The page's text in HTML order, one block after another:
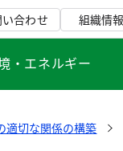
合わせ 組織情報
・エネルギー
適切な関係の構築